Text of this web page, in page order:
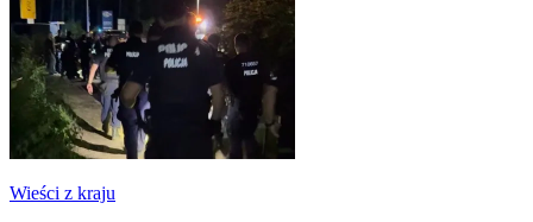
Wieści z kraju